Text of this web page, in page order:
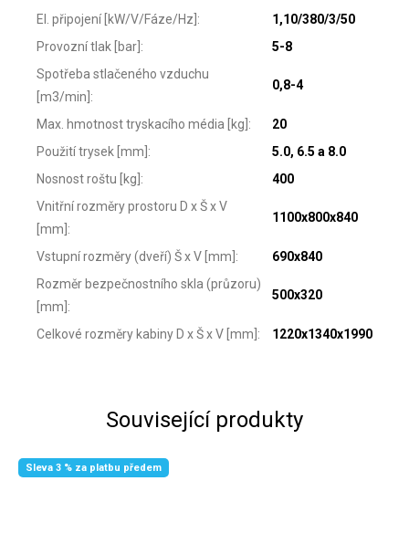
El. připojení [kW/V/Fáze/Hz]:
1,10/380/3/50
Provozní tlak [bar]:
5-8
Spotřeba stlačeného vzduchu
[m3/min]:
0,8-4
Max. hmotnost tryskacího média [kg]:
20
Použití trysek [mm]:
5.0, 6.5 a 8.0
Nosnost roštu [kg]:
400
Vnitřní rozměry prostoru D x Š x V
[mm]:
1100x800x840
Vstupní rozměry (dveří) Š x V [mm]:
690x840
Rozměr bezpečnostního skla (průzoru)
[mm]:
500x320
Celkové rozměry kabiny D x Š x V [mm]: 1220x1340x1990
Související produkty
Sleva 3 % za platbu předem